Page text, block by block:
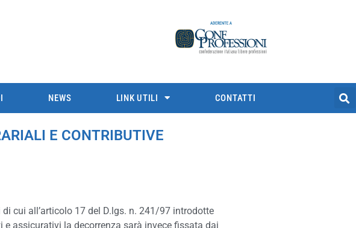
NEWS LINK UTILI CONTATTI
E CONTRIBUTIVE
cui all’articolo 17 del D.lgs. n. 241/97 introdotte
assicurativi la decorrenza sarà invece fissata dai